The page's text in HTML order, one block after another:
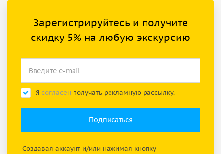
Зарегистрируйтесь и получите
скидку 5% на любую экскурсию
Я согласен получать рекламную рассылку.
Создавая аккаунт и/или нажимая кнопку